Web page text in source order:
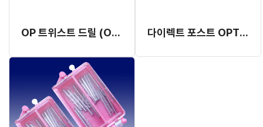
OP 트위스트 드릴 (OPD) (재고 소진 후 단종) 다이렉트 포스트 OPT (재고 소진 후 단종)